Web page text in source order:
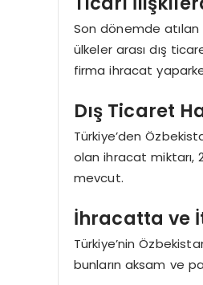
Son dönemde atılan
ülkeler arası dış
firma ihracat
Dış Ticaret
Türkiye’den
olan ihracat miktarı,
mevcut.
İhracatta ve
Türkiye’nin
bunların aksam ve